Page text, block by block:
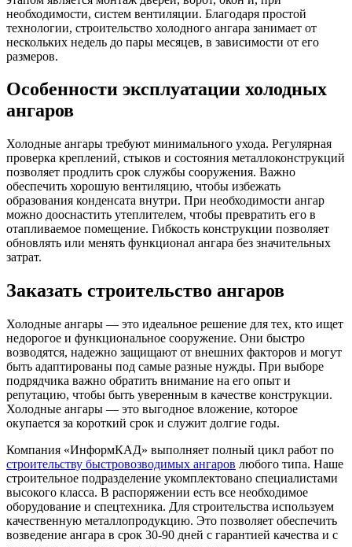
необходимости, систем вентиляции. Благодаря простой
технологии, строительство холодного ангара занимает от
нескольких недель до пары месяцев, в зависимости от его
размеров.
Особенности эксплуатации холодных
ангаров
Холодные ангары требуют минимального ухода. Регулярная
проверка креплений, стыков и состояния металлоконструкций
позволяет продлить срок службы сооружения. Важно
обеспечить хорошую вентиляцию, чтобы избежать
образования конденсата внутри. При необходимости ангар
можно дооснастить утеплителем, чтобы превратить его в
отапливаемое помещение. Гибкость конструкции позволяет
обновлять или менять функционал ангара без значительных
затрат.
Заказать строительство ангаров
Холодные ангары — это идеальное решение для тех, кто ищет
недорогое и функциональное сооружение. Они быстро
возводятся, надежно защищают от внешних факторов и могут
быть адаптированы под самые разные нужды. При выборе
подрядчика важно обратить внимание на его опыт и
репутацию, чтобы быть уверенным в качестве конструкции.
Холодные ангары — это выгодное вложение, которое
окупается за короткий срок и служит долгие годы.
Компания «ИнформКАД» выполняет полный цикл работ по
строительству быстровозводимых ангаров любого типа. Наше
строительное подразделение укомплектовано специалистами
высокого класса. В распоряжении есть все необходимое
оборудование и спецтехника. Для строительства используем
качественную металлопродукцию. Это позволяет обеспечить
возведение ангара в срок 30-90 дней с гарантией качества и с